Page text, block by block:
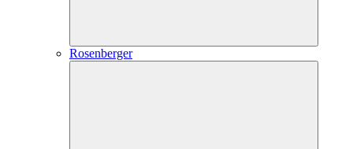
Rosenberger